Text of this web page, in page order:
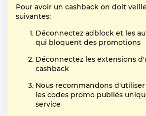
Pour avoir un cashback on doit
suivantes:
Déconnectez adblock et les
qui bloquent des promotions
Déconnectez les extensions
cashback
Nous recommandons
les codes promo publiés
service